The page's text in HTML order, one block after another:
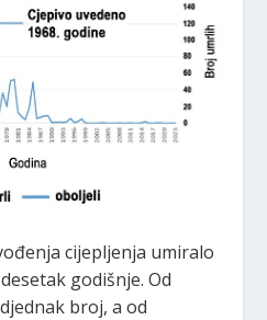
cijepljenja umiralo
godišnje. Od
broj, a od